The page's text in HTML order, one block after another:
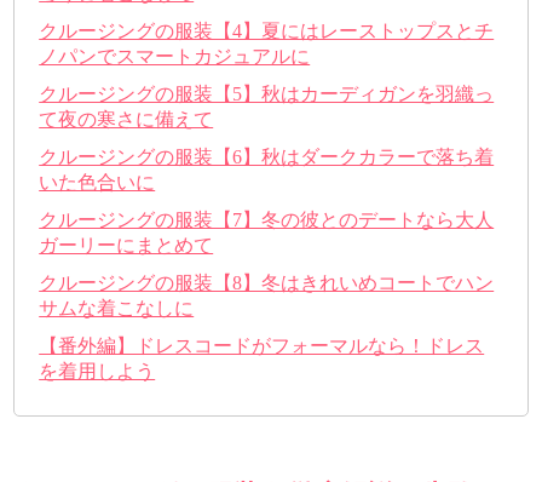
クルージングの服装【4】夏にはレーストップスとチ
ノパンでスマートカジュアルに
クルージングの服装【5】秋はカーディガンを羽織っ
て夜の寒さに備えて
クルージングの服装【6】秋はダークカラーで落ち着
いた色合いに
クルージングの服装【7】冬の彼とのデートなら大人
ガーリーにまとめて
クルージングの服装【8】冬はきれいめコートでハン
サムな着こなしに
【番外編】ドレスコードがフォーマルなら！ドレス
を着用しよう